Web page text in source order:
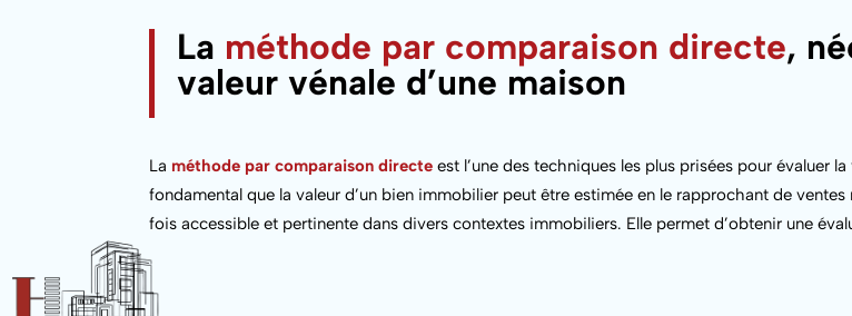
La méthode par comparaison directe,
valeur vénale d’une maison
La méthode par comparaison directe est l’une des techniques les plus prisées pour évaluer
fondamental que la valeur d’un bien immobilier peut être estimée en le rapprochant de
fois accessible et pertinente dans divers contextes immobiliers. Elle permet d’obtenir une